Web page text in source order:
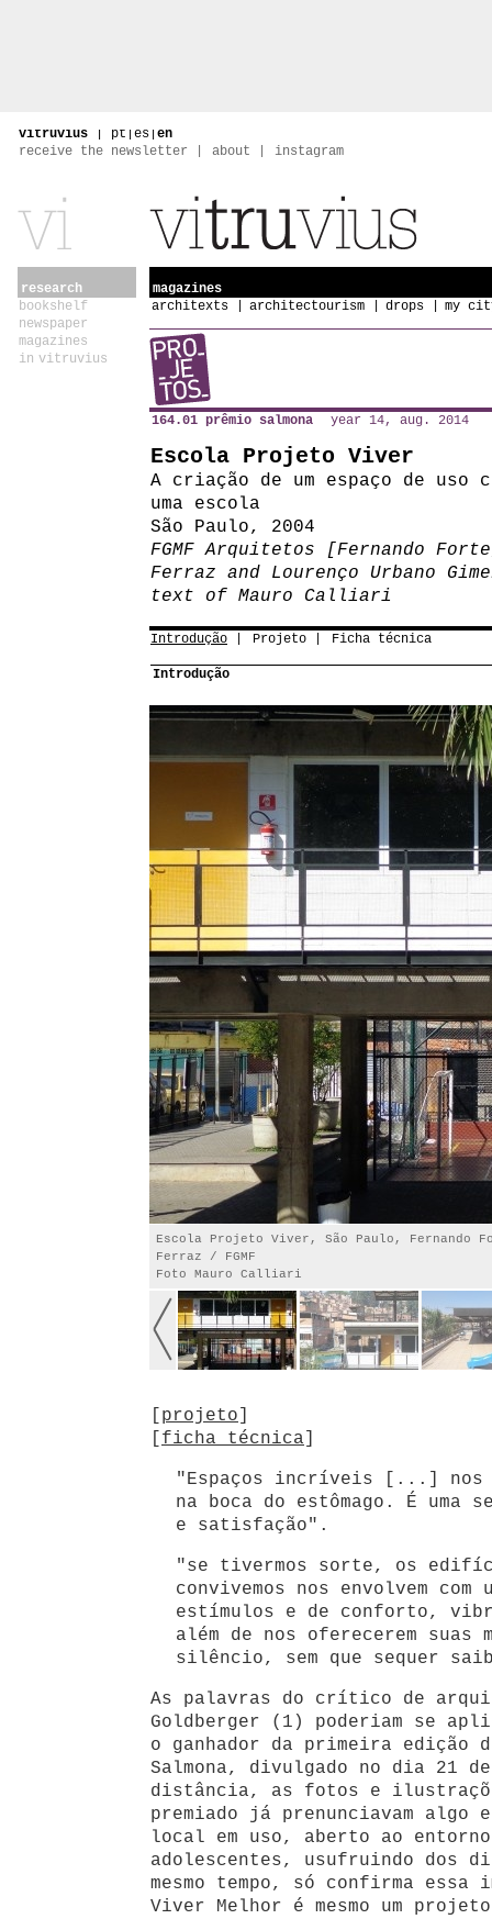
vitruvius | pt | es | en
receive the newsletter
about instagram
research
bookshelf
newspaper
magazines
in vitruvius
magazines
architexts
architectourism drops my
164.01 prêmio salmona year 14, aug. 2014
Escola Projeto Viver
A criação de um espaço de
uma escola
São Paulo, 2004
FGMF Arquitetos [Fernando
Ferraz and Lourenço Urbano
text of Mauro Calliari
Introdução Projeto Ficha técnica
Introdução
Escola Projeto Viver, São Paulo, Fernando
Ferraz / FGMF
Foto Mauro Calliari
projeto
ficha técnica
"Espaços incríveis [...] nos
na boca do estômago. É uma
e satisfação".
"se tivermos sorte, os
convivemos nos envolvem com
estímulos e de conforto,
além de nos oferecerem suas
silêncio, sem que sequer
As palavras do crítico de
Goldberger (1) poderiam se
o ganhador da primeira edição
Salmona, divulgado no dia 21
distância, as fotos e
premiado já prenunciavam
local em uso, aberto ao
adolescentes, usufruindo dos
mesmo tempo, só confirma essa
Viver Melhor é mesmo um